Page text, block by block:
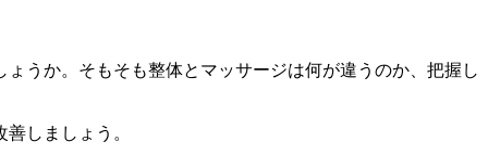
うか。そもそも整体とマッサージは何が違うのか、把握し
しましょう。